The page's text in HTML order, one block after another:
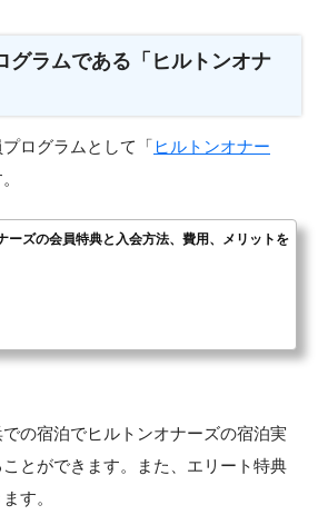
グラムである「ヒルトンオナ
ログラムとして「 ヒルトンオナー
ーズの会員特典と入会方法、費用、メリットを
の宿泊でヒルトンオナーズの宿泊実
とができます。また、エリート特典
す。